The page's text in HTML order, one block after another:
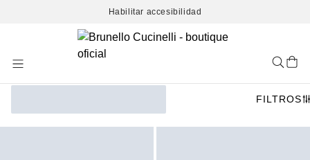
Habilitar accesibilidad
Content
FILTROS